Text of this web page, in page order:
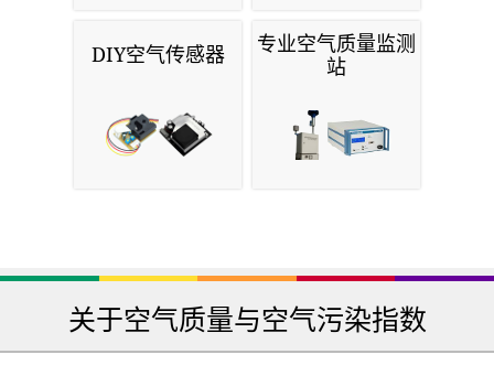
DIY空气传感器
专业空气质量监测
站
关于空气质量与空气污染指数